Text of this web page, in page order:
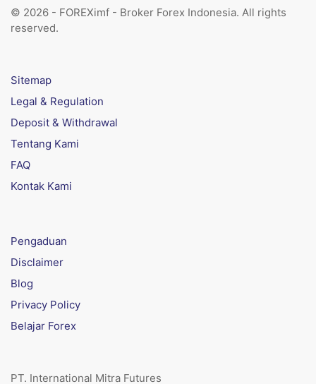
© 2026 - FOREXimf - Broker Forex Indonesia. All rights
reserved.
Sitemap
Legal & Regulation
Deposit & Withdrawal
Tentang Kami
FAQ
Kontak Kami
Pengaduan
Disclaimer
Blog
Privacy Policy
Belajar Forex
PT. International Mitra Futures